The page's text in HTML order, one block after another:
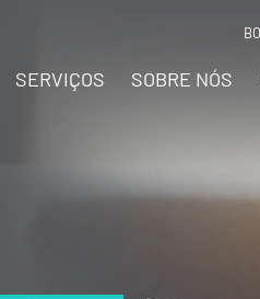
SERVIÇOS SOBRE NÓS